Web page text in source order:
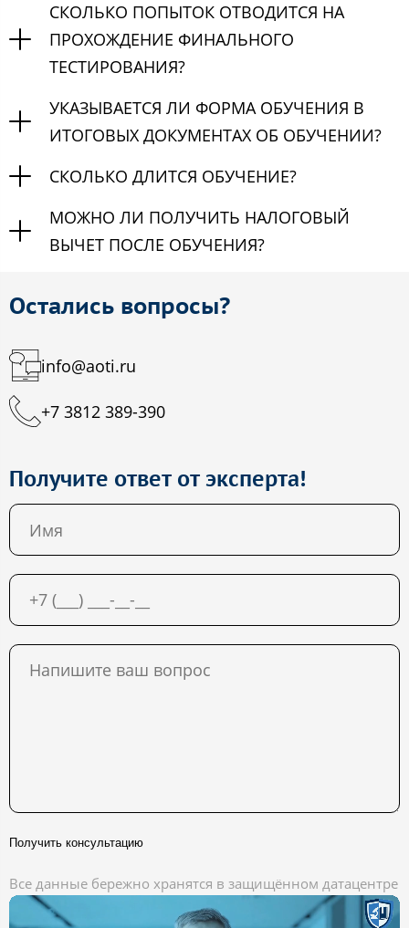
СКОЛЬКО ПОПЫТОК ОТВОДИТСЯ НА
ПРОХОЖДЕНИЕ ФИНАЛЬНОГО
ТЕСТИРОВАНИЯ?
УКАЗЫВАЕТСЯ ЛИ ФОРМА ОБУЧЕНИЯ В
ИТОГОВЫХ ДОКУМЕНТАХ ОБ ОБУЧЕНИИ?
СКОЛЬКО ДЛИТСЯ ОБУЧЕНИЕ?
МОЖНО ЛИ ПОЛУЧИТЬ НАЛОГОВЫЙ
ВЫЧЕТ ПОСЛЕ ОБУЧЕНИЯ?
Остались вопросы?
info@aoti.ru
+7 3812 389-390
Получите ответ от эксперта!
Получить консультацию
Все данные бережно хранятся в защищённом датацентре